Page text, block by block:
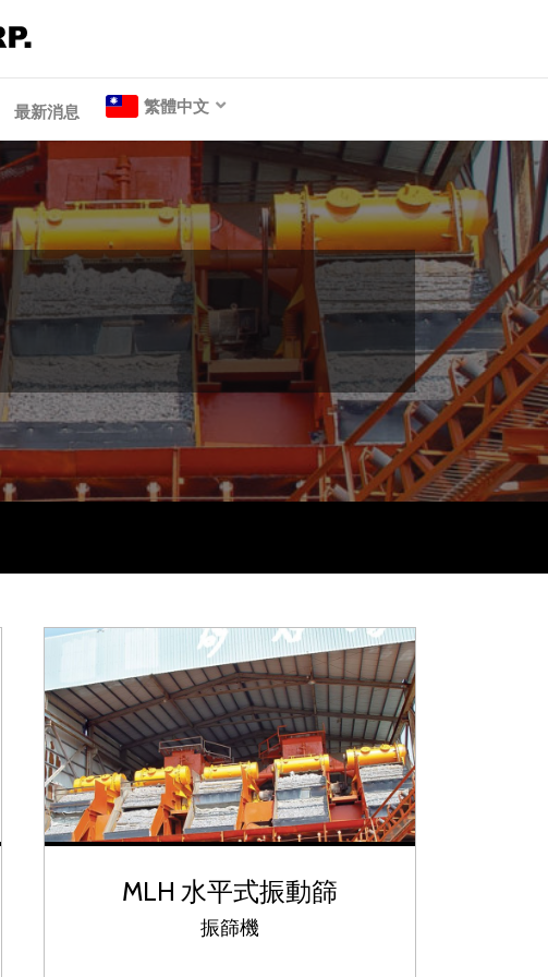
最新消息 繁體中文
MVGH 水平式振動給料機 MLH 水平式振
MLH 水平式振動篩
振篩機